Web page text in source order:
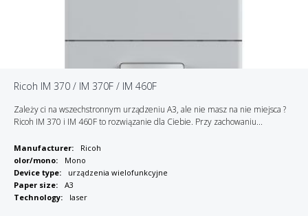
Ricoh IM 370 / IM 370F / IM 460F
Zależy ci na wszechstronnym urządzeniu A3, ale nie masz na nie miejsca ?
Ricoh IM 370 i IM 460F to rozwiązanie dla Ciebie. Przy zachowaniu...
Manufacturer:
Ricoh
olor/mono:
Mono
Device type:
urządzenia wielofunkcyjne
Paper size:
A3
Technology:
laser